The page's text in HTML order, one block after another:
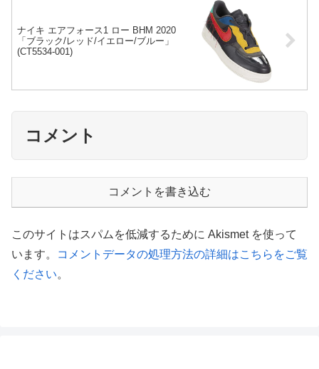
ナイキ エアフォース1 ロー BHM 2020
「ブラック/レッド/イエロー/ブルー」
(CT5534-001)
コメント
コメントを書き込む
このサイトはスパムを低減するために Akismet を使って
います。
コメントデータの処理方法の詳細はこちらをご覧
ください。